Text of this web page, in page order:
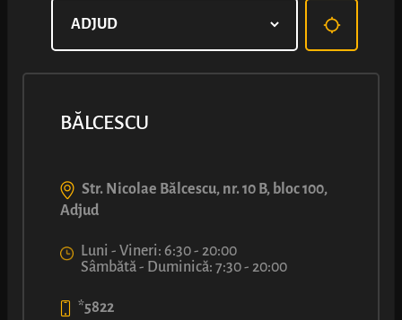
BĂLCESCU
Str. Nicolae Bălcescu, nr. 10 B, bloc 100,
Adjud
Luni - Vineri: 6:30 - 20:00
Sâmbătă - Duminică: 7:30 - 20:00
*5822